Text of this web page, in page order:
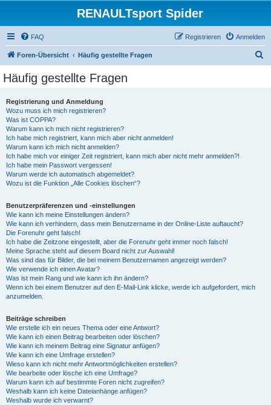
RENAULTsport Spider
FAQ Anmelden
Registrieren
Foren-Übersicht Häufig gestellte Fragen
Häufig gestellte Fragen
Registrierung und Anmeldung
Wozu muss ich mich registrieren?
Was ist COPPA?
Warum kann ich mich nicht registrieren?
Ich habe mich registriert, kann mich aber nicht anmelden!
Warum kann ich mich nicht anmelden?
Ich habe mich vor einiger Zeit registriert, kann mich aber nicht mehr anmelden?!
Ich habe mein Passwort vergessen!
Warum werde ich automatisch abgemeldet?
Wozu ist die Funktion „Alle Cookies löschen“?
Benutzerpräferenzen und -einstellungen
Wie kann ich meine Einstellungen ändern?
Wie kann ich verhindern, dass mein Benutzername in der Online-Liste auftaucht?
Die Forenuhr geht falsch!
Ich habe die Zeitzone eingestellt, aber die Forenuhr geht immer noch falsch!
Meine Sprache steht auf diesem Board nicht zur Auswahl!
Was sind das für Bilder, die bei meinem Benutzernamen angezeigt werden?
Wie verwende ich einen Avatar?
Was ist mein Rang und wie kann ich ihn ändern?
Wenn ich bei einem Benutzer auf den E-Mail-Link klicke, werde ich aufgefordert, mich
anzumelden.
Beiträge schreiben
Wie erstelle ich ein neues Thema oder eine Antwort?
Wie kann ich einen Beitrag bearbeiten oder löschen?
Wie kann ich meinem Beitrag eine Signatur anfügen?
Wie kann ich eine Umfrage erstellen?
Wieso kann ich nicht mehr Antwortmöglichkeiten erstellen?
Wie bearbeite oder lösche ich eine Umfrage?
Warum kann ich auf bestimmte Foren nicht zugreifen?
Weshalb kann ich keine Dateianhänge anfügen?
Weshalb wurde ich verwarnt?